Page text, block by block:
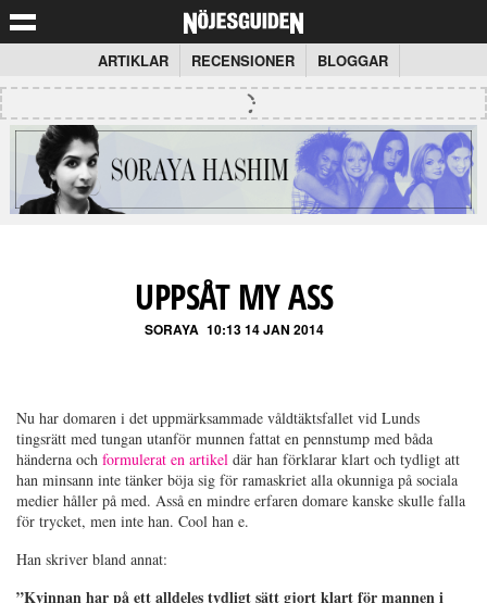
ARTIKLAR RECENSIONER BLOGGAR
UPPSÅT MY ASS
SORAYA 10:13 14 JAN 2014
Nu har domaren i det uppmärksammade våldtäktsfallet vid Lunds
tingsrätt med tungan utanför munnen fattat en pennstump med båda
händerna och formulerat en artikel där han förklarar klart och tydligt att
han minsann inte tänker böja sig för ramaskriet alla okunniga på sociala
medier håller på med. Asså en mindre erfaren domare kanske skulle falla
för trycket, men inte han. Cool han e.
Han skriver bland annat:
”Kvinnan har på ett alldeles tydligt sätt gjort klart för mannen i